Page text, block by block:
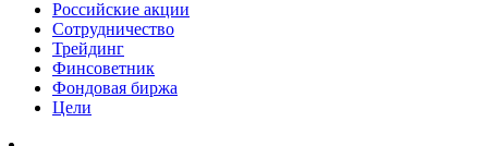
Российские акции
Сотрудничество
Трейдинг
Финсоветник
Фондовая биржа
Цели